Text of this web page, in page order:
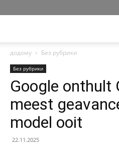
додому
Без рубрики
Без рубрики
Google onthult
meest
model ooit
22.11.2025